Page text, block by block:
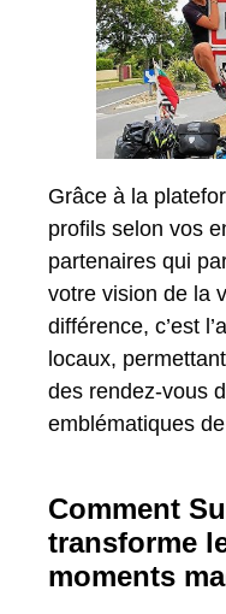
Grâce à la
profils selon vos
partenaires qui
votre vision de la
différence, c’est
locaux,
des rendez-vous
emblématiques
Comment
transforme
moments